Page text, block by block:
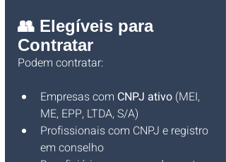
👥 Elegíveis para
Contratar
Podem contratar:
Empresas com CNPJ ativo (MEI,
ME, EPP, LTDA, S/A)
Profissionais com CNPJ e registro
em conselho